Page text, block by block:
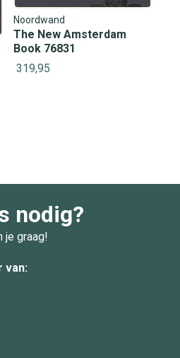
Noordwand
The New Amsterdam
Book 76831
319,95
nodig?
je graag!
van: